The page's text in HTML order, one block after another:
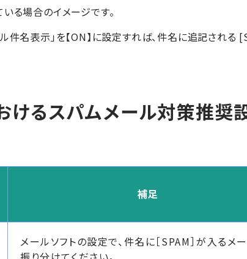
る場合のイメージです。
件名表示」を【ON】に設定すれば、件名に追記される
けるスパムメール対策推奨
補足
メールソフトの設定で、件名に［SPAM］が入るメ